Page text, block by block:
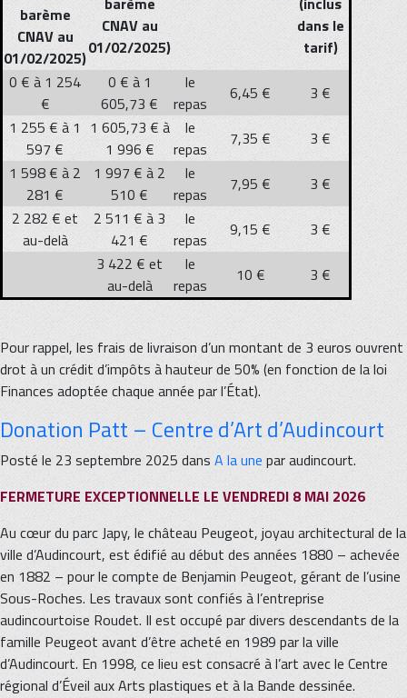
barème
CNAV au
01/02/2025)
CNAV au
01/02/2025)
dans le
tarif)
0 € à 1 254
€
0 € à 1
605,73 €
le
repas
6,45 €
3 €
1 255 € à 1
597 €
1 605,73 € à
1 996 €
le
repas
7,35 €
3 €
1 598 € à 2
281 €
1 997 € à 2
510 €
le
repas
7,95 €
3 €
2 282 € et
au-delà
2 511 € à 3
421 €
le
repas
9,15 €
3 €
3 422 € et
au-delà
le
repas
10 € 3 €
Pour rappel, les frais de livraison d’un montant de 3 euros ouvrent
drot à un crédit d’impôts à hauteur de 50% (en fonction de la loi
Finances adoptée chaque année par l’État).
Donation Patt – Centre d’Art d’Audincourt
Posté le 23 septembre 2025 dans A la une par audincourt.
FERMETURE EXCEPTIONNELLE LE VENDREDI 8 MAI 2026
Au cœur du parc Japy, le château Peugeot, joyau architectural de la
ville d’Audincourt, est édifié au début des années 1880 – achevée
en 1882 – pour le compte de Benjamin Peugeot, gérant de l’usine
Sous-Roches. Les travaux sont confiés à l’entreprise
audincourtoise Roudet. Il est occupé par divers descendants de la
famille Peugeot avant d’être acheté en 1989 par la ville
d’Audincourt. En 1998, ce lieu est consacré à l’art avec le Centre
régional d’Éveil aux Arts plastiques et à la Bande dessinée.